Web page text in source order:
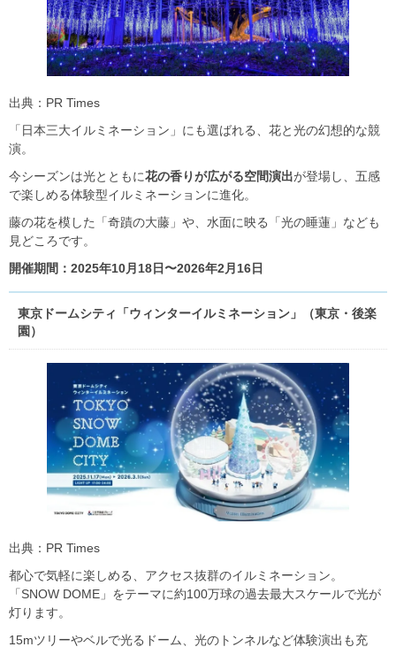
出典：PR Times
「日本三大イルミネーション」にも選ばれる、花と光の幻想的な競
演。
今シーズンは光とともに花の香りが広がる空間演出が登場し、五感
で楽しめる体験型イルミネーションに進化。
藤の花を模した「奇蹟の大藤」や、水面に映る「光の睡蓮」なども
見どころです。
開催期間：2025年10月18日〜2026年2月16日
東京ドームシティ「ウィンターイルミネーション」（東京・後楽
園）
出典：PR Times
都心で気軽に楽しめる、アクセス抜群のイルミネーション。
「SNOW DOME」をテーマに約100万球の過去最大スケールで光が
灯ります。
15mツリーやベルで光るドーム、光のトンネルなど体験演出も充